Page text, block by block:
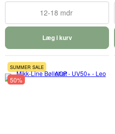
12-18 mdr
Læg i kurv
SUMMER SALE
50%